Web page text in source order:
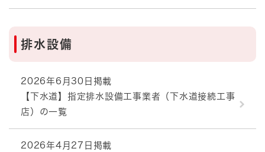
排水設備
2026年6月30日掲載
【下水道】指定排水設備工事業者（下水道接続工事
店）の一覧
2026年4月27日掲載